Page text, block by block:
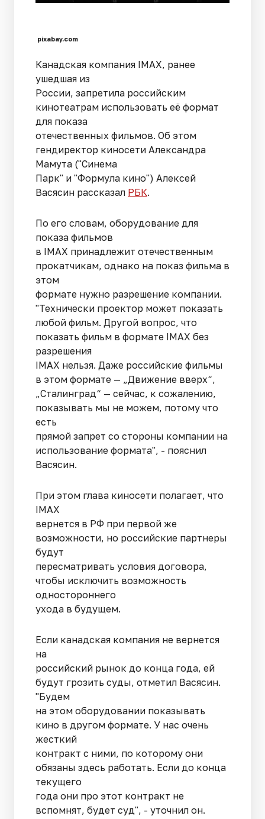
pixabay.com
Канадская компания IMAX, ранее
ушедшая из
России, запретила российским
кинотеатрам использовать её формат
для показа
отечественных фильмов. Об этом
гендиректор киносети Александра
Мамута ("Синема
Парк" и "Формула кино") Алексей
Васясин рассказал РБК.
По его словам, оборудование для
показа фильмов
в IMAX принадлежит отечественным
прокатчикам, однако на показ фильма в
этом
формате нужно разрешение компании.
"Технически проектор может показать
любой фильм. Другой вопрос, что
показать фильм в формате IMAX без
разрешения
IMAX нельзя. Даже российские фильмы
в этом формате — „Движение вверх“,
„Сталинград“ — сейчас, к сожалению,
показывать мы не можем, потому что
есть
прямой запрет со стороны компании на
использование формата", - пояснил
Васясин.
При этом глава киносети полагает, что
IMAX
вернется в РФ при первой же
возможности, но российские партнеры
будут
пересматривать условия договора,
чтобы исключить возможность
одностороннего
ухода в будущем.
Если канадская компания не вернется
на
российский рынок до конца года, ей
будут грозить суды, отметил Васясин.
"Будем
на этом оборудовании показывать
кино в другом формате. У нас очень
жесткий
контракт с ними, по которому они
обязаны здесь работать. Если до конца
текущего
года они про этот контракт не
вспомнят, будет суд", - уточнил он.